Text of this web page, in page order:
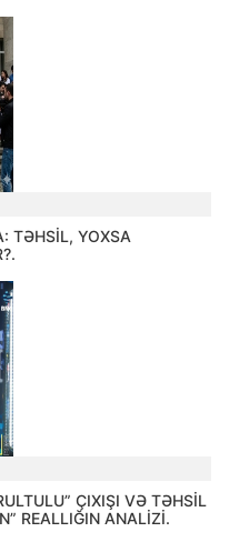
TƏHSİL, YOXSA
ÇIXIŞI VƏ TƏHSİL
REALLIĞIN ANALİZİ.